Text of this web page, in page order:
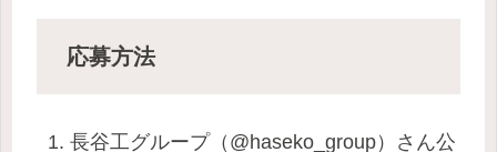
応募方法
長谷工グループ（@haseko_group）さん公